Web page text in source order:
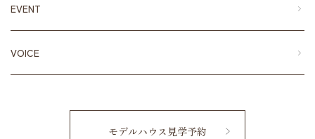
EVENT
VOICE
モデルハウス見学予約